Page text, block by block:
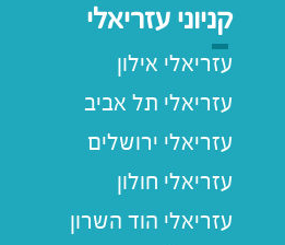
קניוני עזריאלי
עזריאלי אילון
עזריאלי תל אביב
עזריאלי ירושלים
עזריאלי חולון
עזריאלי הוד השרון